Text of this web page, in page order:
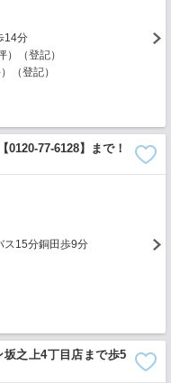
14分
）（登記）
（登記）
0120-77-6128】まで！
ス15分銅田歩9分
之上4丁目店まで歩5